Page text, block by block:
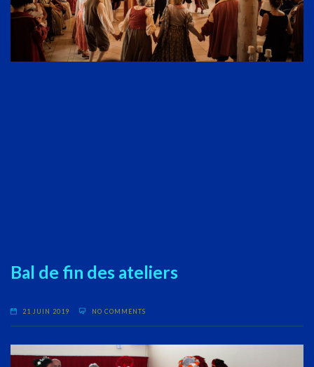
Bal de fin des ateliers
21 JUIN 2019 NO COMMENTS